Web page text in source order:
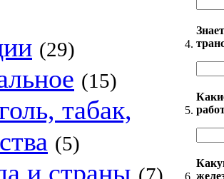
(29)
(15)
табак,
(5)
и страны
4.
5.
6.